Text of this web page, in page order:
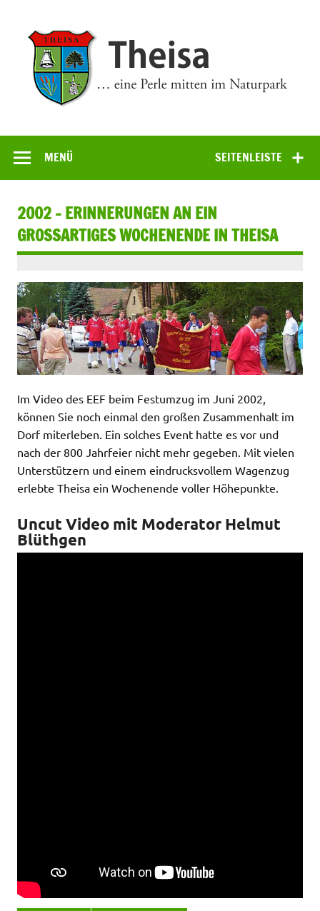
springen
SEITENLEISTE
MENÜ
2002 – ERINNERUNGEN AN EIN
GROSSARTIGES WOCHENENDE IN THEISA
Im Video des EEF beim Festumzug im Juni 2002,
können Sie noch einmal den großen Zusammenhalt im
Dorf miterleben. Ein solches Event hatte es vor und
nach der 800 Jahrfeier nicht mehr gegeben. Mit vielen
Unterstützern und einem eindrucksvollem Wagenzug
erlebte Theisa ein Wochenende voller Höhepunkte.
Uncut Video mit Moderator Helmut
Blüthgen